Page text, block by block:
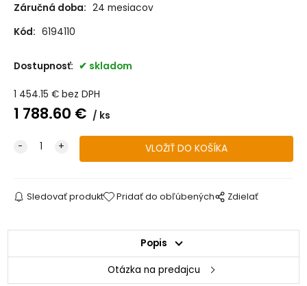
Záručná doba: 24 mesiacov
Kód: 6194110
Dostupnosť: skladom
1 454.15 € bez DPH
1 788.60 € ks
Sledovať produkt Pridať do obľúbených Zdielať
Popis
Otázka na predajcu